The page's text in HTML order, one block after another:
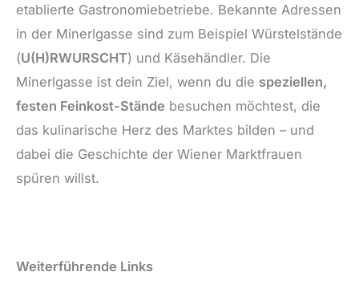
etablierte Gastronomiebetriebe. Bekannte Adressen
in der Minerlgasse sind zum Beispiel Würstelstände
(U(H)RWURSCHT) und Käsehändler. Die
Minerlgasse ist dein Ziel, wenn du die speziellen,
festen Feinkost-Stände besuchen möchtest, die
das kulinarische Herz des Marktes bilden – und
dabei die Geschichte der Wiener Marktfrauen
spüren willst.
Weiterführende Links